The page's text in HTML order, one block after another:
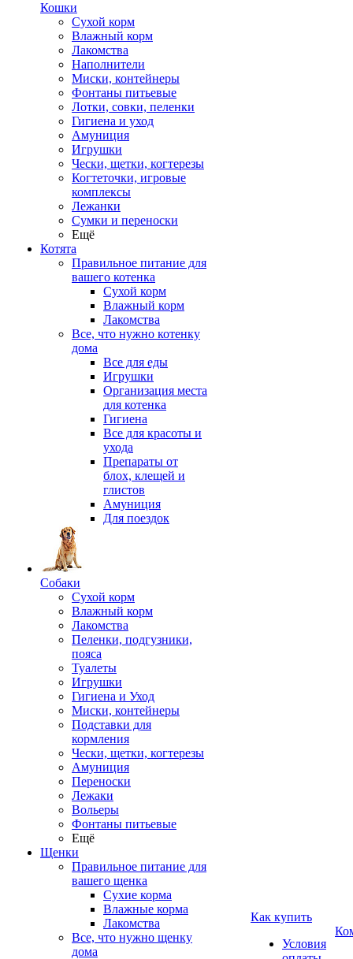
Кошки
Сухой корм
Влажный корм
Лакомства
Наполнители
Миски, контейнеры
Фонтаны питьевые
Лотки, совки, пеленки
Гигиена и уход
Амуниция
Игрушки
Чески, щетки, когтерезы
Когтеточки, игровые
комплексы
Лежанки
Сумки и переноски
Ещё
Котята
Правильное питание для
вашего котенка
Сухой корм
Влажный корм
Лакомства
Все, что нужно котенку
дома
Все для еды
Игрушки
Организация места
для котенка
Гигиена
Все для красоты и
ухода
Препараты от
блох, клещей и
глистов
Амуниция
Для поездок
Собаки
Сухой корм
Влажный корм
Лакомства
Пеленки, подгузники,
пояса
Туалеты
Игрушки
Гигиена и Уход
Миски, контейнеры
Подставки для
кормления
Чески, щетки, когтерезы
Амуниция
Переноски
Лежаки
Вольеры
Фонтаны питьевые
Ещё
Щенки
Правильное питание для
вашего щенка
Сухие корма
Влажные корма
Лакомства
Все, что нужно щенку
дома
Как купить
Условия